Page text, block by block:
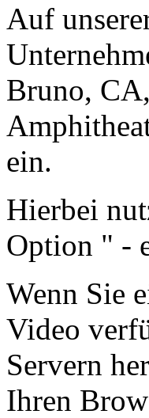
Auf
Bruno,
ein.
Hierbei
Option " -
Wenn Sie
Video
Servern
Ihren